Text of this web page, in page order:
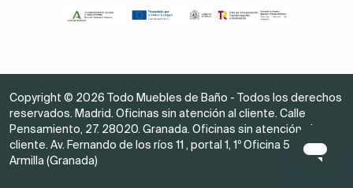
Copyright © 2026 Todo Muebles de Baño - Todos los derechos
reservados. Madrid. Oficinas sin atención al cliente. Calle
Pensamiento, 27. 28020. Granada. Oficinas sin atención al
cliente. Av. Fernando de los ríos 11 , portal 1, 1º Oficina 5 18100
Armilla (Granada)